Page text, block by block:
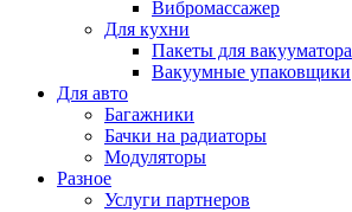
Вибромассажер
Для кухни
Пакеты для вакууматора
Вакуумные упаковщики
Для авто
Багажники
Бачки на радиаторы
Модуляторы
Разное
Услуги партнеров